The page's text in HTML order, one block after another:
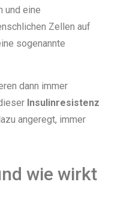
und eine
Zellen auf
sogenannte
dann immer
Insulinresistenz
angeregt, immer
wie wirkt